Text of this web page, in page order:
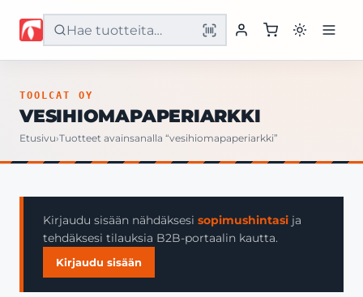
Etusivu
Yritys
Yhteystiedot
TOOLCAT OY
VESIHIOMAPAPERIARKKI
Etusivu›Tuotteet avainsanalla “vesihiomapaperiarkki”
Kirjaudu sisään nähdäksesi sopimushintasi ja
tehdäksesi tilauksia B2B-portaalin kautta.
Kirjaudu sisään